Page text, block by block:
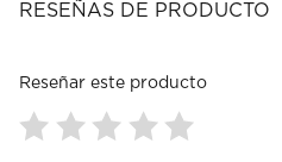
RESEÑAS DE PRODUCTO
Reseñar este producto